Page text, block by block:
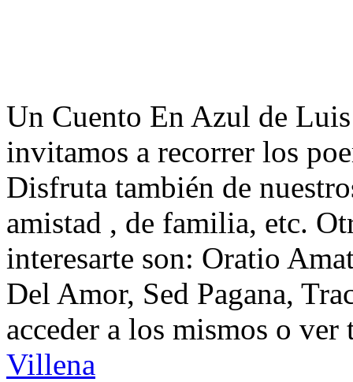
Un Cuento En Azul de
invitamos a recorrer los
Disfruta también de
amistad , de familia, etc.
interesarte son: Oratio
Del Amor, Sed Pagana,
acceder a los mismos o
Villena